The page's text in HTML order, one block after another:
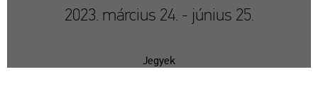
2023. március 24. - június 25.
Jegyek